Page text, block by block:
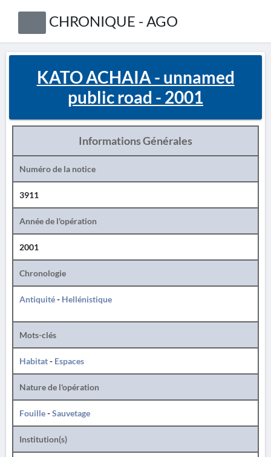
CHRONIQUE - AGO
KATO ACHAIA - unnamed
public road - 2001
Informations Générales
Numéro de la notice
3911
Année de l'opération
2001
Chronologie
Antiquité- Hellénistique
Mots-clés
Habitat- Espaces
Nature de l'opération
Fouille-Sauvetage
Institution(s)